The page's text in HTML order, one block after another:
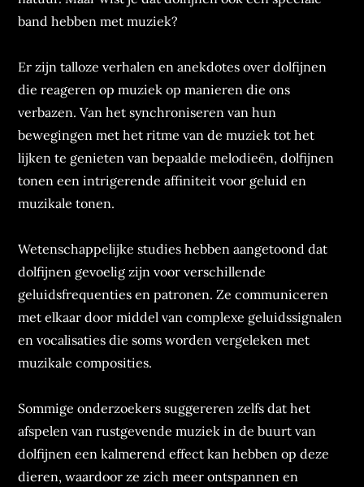
band hebben met muziek?
Er zijn talloze verhalen en anekdotes over dolfijnen
die reageren op muziek op manieren die ons
verbazen. Van het synchroniseren van hun
bewegingen met het ritme van de muziek tot het
lijken te genieten van bepaalde melodieën, dolfijnen
tonen een intrigerende affiniteit voor geluid en
muzikale tonen.
Wetenschappelijke studies hebben aangetoond dat
dolfijnen gevoelig zijn voor verschillende
geluidsfrequenties en patronen. Ze communiceren
met elkaar door middel van complexe geluidssignalen
en vocalisaties die soms worden vergeleken met
muzikale composities.
Sommige onderzoekers suggereren zelfs dat het
afspelen van rustgevende muziek in de buurt van
dolfijnen een kalmerend effect kan hebben op deze
dieren, waardoor ze zich meer ontspannen en